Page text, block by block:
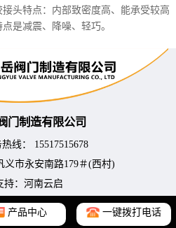
头特点：内部致密度高、能承受较高
是减震、降噪、轻巧。
门制造有限公司
线： 15517515678
义市永安南路179＃(西村)
持：河南云启
产品中心 一键拨打电话